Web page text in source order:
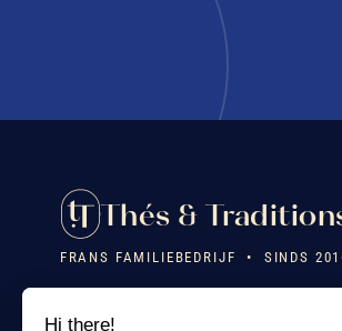
Thés &
FRANS FAMILIEBEDRIJF • SINDS
hoofdzakelijk biologisch, ontworpen door de
Hi there!